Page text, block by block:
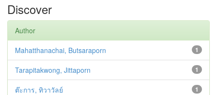
Discover
Author
1
Mahatthanachai, Butsaraporn
1
Tarapitakwong, Jittaporn
1
ต๊ะการ, ทิวาวัลย์